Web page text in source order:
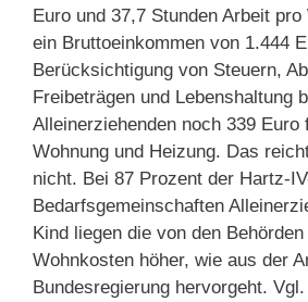
Euro und 37,7 Stunden Arbeit
ein Bruttoeinkommen von 1.444
Berücksichtigung von Steuern,
Freibeträgen und Lebenshaltung
Alleinerziehenden noch 339 Euro
Wohnung und Heizung. Das
nicht. Bei 87 Prozent der Hartz-
Bedarfsgemeinschaften
Kind liegen die von den
Wohnkosten höher, wie aus der
Bundesregierung hervorgeht.